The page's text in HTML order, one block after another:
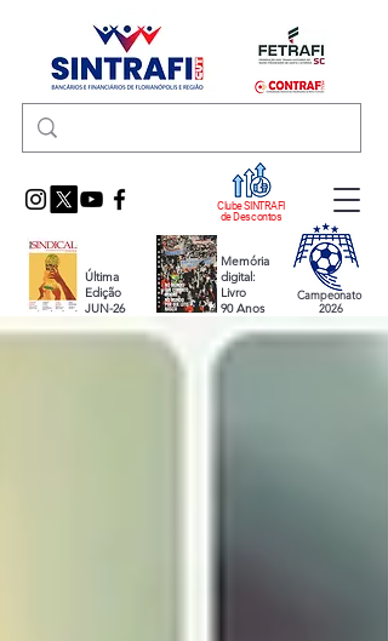
Clube SINTRAFI
de Descontos
Última
Edição
JUN-26
Memória
digital:
Livro
90 Anos
Campeonato
2026